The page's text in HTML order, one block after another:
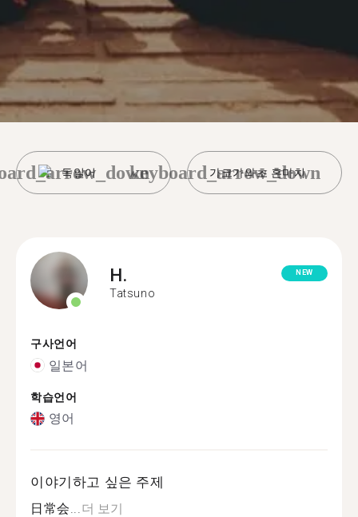
독일어 가코가와초 혼마치
keyboard_arrow_down
H.
Tatsuno
NEW
구사언어
일본어
학습언어
영어
이야기하고 싶은 주제
日常会...더 보기